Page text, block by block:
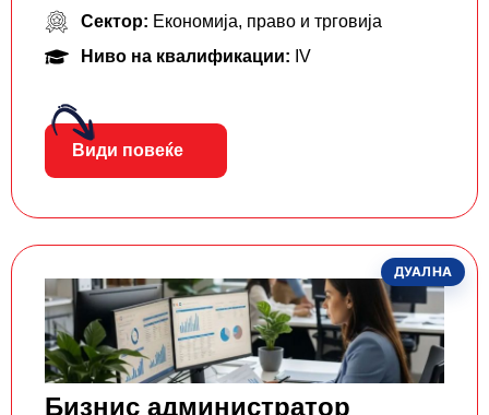
Сектор: Економија, право и трговија
Ниво на квалификации: IV
Види повеќе
ДУАЛНА
Бизнис администратор